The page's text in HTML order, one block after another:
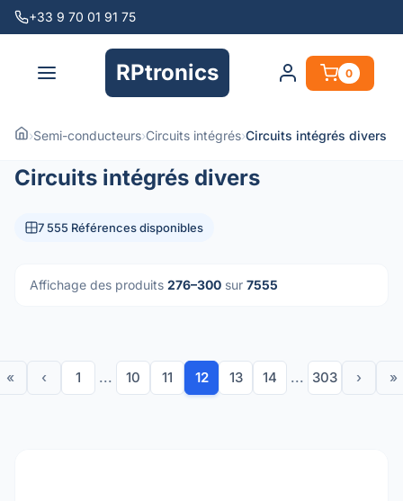
+33 9 70 01 91 75
RPtronics 0
›Semi-conducteurs›Circuits intégrés›Circuits intégrés divers
Circuits intégrés divers
7 555 Références disponibles
Affichage des produits 276–300 sur 7555
« ‹ 1 ... 10 11 12 13 14 ... 303 › »